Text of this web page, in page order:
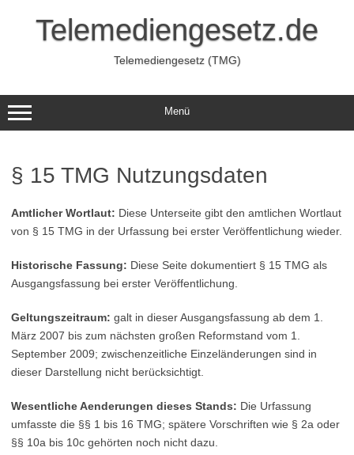
springenTelemediengesetz.de
Telemediengesetz (TMG)
Menü
§ 15 TMG Nutzungsdaten
Amtlicher Wortlaut: Diese Unterseite gibt den amtlichen Wortlaut
von § 15 TMG in der Urfassung bei erster Veröffentlichung wieder.
Historische Fassung: Diese Seite dokumentiert § 15 TMG als
Ausgangsfassung bei erster Veröffentlichung.
Geltungszeitraum: galt in dieser Ausgangsfassung ab dem 1.
März 2007 bis zum nächsten großen Reformstand vom 1.
September 2009; zwischenzeitliche Einzeländerungen sind in
dieser Darstellung nicht berücksichtigt.
Wesentliche Aenderungen dieses Stands: Die Urfassung
umfasste die §§ 1 bis 16 TMG; spätere Vorschriften wie § 2a oder
§§ 10a bis 10c gehörten noch nicht dazu.